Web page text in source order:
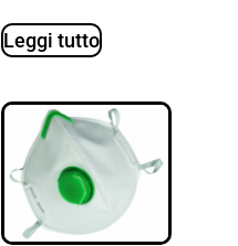
Leggi tutto